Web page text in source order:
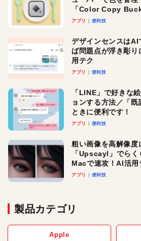
「Color Copy
アプリ 便利技
デザインセンスは
ば問題点が浮き彫
用テク
アプリ 便利技
「LINE」で好きな
ョンする方法／「
ときに便利です！
アプリ 便利技
粗い画像を高解像度
「Upscayl」でら
Macで速攻！AI活用
アプリ 便利技
製品カテゴリ
Apple